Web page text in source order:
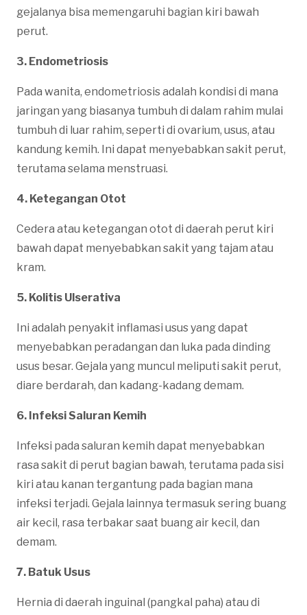
gejalanya bisa memengaruhi bagian kiri bawah
perut.
3. Endometriosis
Pada wanita, endometriosis adalah kondisi di mana
jaringan yang biasanya tumbuh di dalam rahim mulai
tumbuh di luar rahim, seperti di ovarium, usus, atau
kandung kemih. Ini dapat menyebabkan sakit perut,
terutama selama menstruasi.
4. Ketegangan Otot
Cedera atau ketegangan otot di daerah perut kiri
bawah dapat menyebabkan sakit yang tajam atau
kram.
5. Kolitis Ulserativa
Ini adalah penyakit inflamasi usus yang dapat
menyebabkan peradangan dan luka pada dinding
usus besar. Gejala yang muncul meliputi sakit perut,
diare berdarah, dan kadang-kadang demam.
6. Infeksi Saluran Kemih
Infeksi pada saluran kemih dapat menyebabkan
rasa sakit di perut bagian bawah, terutama pada sisi
kiri atau kanan tergantung pada bagian mana
infeksi terjadi. Gejala lainnya termasuk sering buang
air kecil, rasa terbakar saat buang air kecil, dan
demam.
7. Batuk Usus
Hernia di daerah inguinal (pangkal paha) atau di